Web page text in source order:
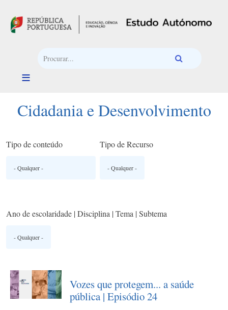
Cidadania e Desenvolvimento
Tipo de conteúdo Tipo de Recurso
Ano de escolaridade | Disciplina | Tema | Subtema
Vozes que protegem... a saúde
pública | Episódio 24